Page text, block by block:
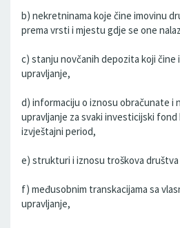
b) nekretninama koje čine imovinu
prema vrsti i mjestu gdje se one
c) stanju novčanih depozita koji čine
upravljanje,
d) informaciju o iznosu obračunate i
upravljanje za svaki investicijski
izvještajni period,
e) strukturi i iznosu troškova društva
f) međusobnim transkacijama sa
upravljanje,